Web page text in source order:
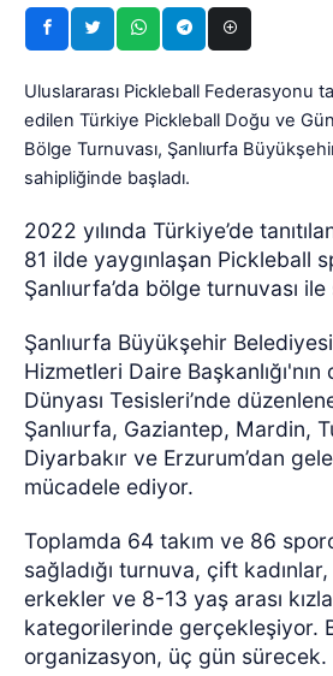
Uluslararası Pickleball Federasyonu
edilen Türkiye Pickleball Doğu ve
Bölge Turnuvası, Şanlıurfa
sahipliğinde başladı.
2022 yılında Türkiye’de
81 ilde yaygınlaşan Pickleball
Şanlıurfa’da bölge turnuvası ile
Şanlıurfa Büyükşehir
Hizmetleri Daire
Dünyası Tesisleri’nde
Şanlıurfa, Gaziantep, Mardin,
Diyarbakır ve Erzurum’dan
mücadele ediyor.
Toplamda 64 takım ve 86
sağladığı turnuva, çift
erkekler ve 8-13 yaş arası
kategorilerinde gerçekleşiyor.
organizasyon, üç gün sürecek.